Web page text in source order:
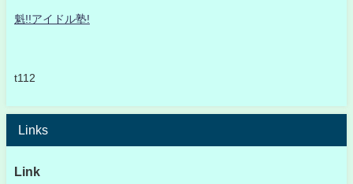
魁!!アイドル塾!
t112
Links
Link